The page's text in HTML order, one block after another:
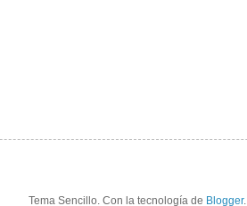
Tema Sencillo. Con la tecnología de Blogger.